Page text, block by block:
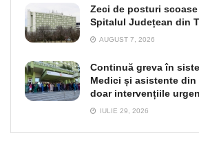
Zeci de posturi
Spitalul Județean din
AUGUST 7, 2026
Continuă greva în
Medici și asistente din
doar intervențiile
IULIE 29, 2026